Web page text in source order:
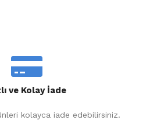
ve Kolay İade
kolayca iade edebilirsiniz.